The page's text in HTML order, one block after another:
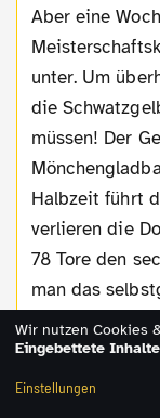
Aber eine Woche später geht der BVB beim
unter. Um
die
müssen! Der
Halbzeit führt
verlieren die
78 Tore den
man das
Ein weiteres Umdenken gab es aber auch noch im
Verein. Manni
werden.
Wir nutzen Cookies
Eingebettete
Einstellungen